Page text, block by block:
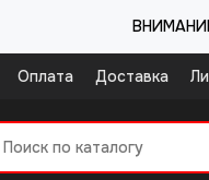
Оплата Доставка